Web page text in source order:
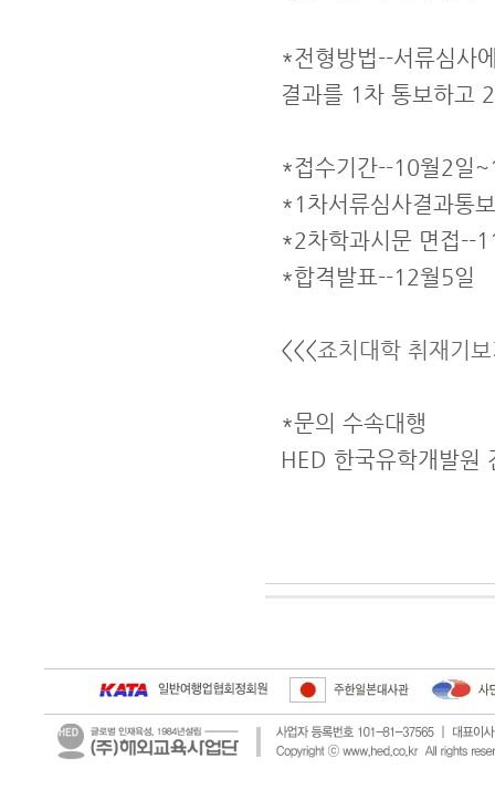
*전형방법--서류심사
결과를 1차 통보하고
*접수기간--10월2일
*1차서류심사결과통
*2차학과시문 면접--
*합격발표--12월5일
<<<죠치대학 취재기
*문의 수속대행
HED 한국유학개발